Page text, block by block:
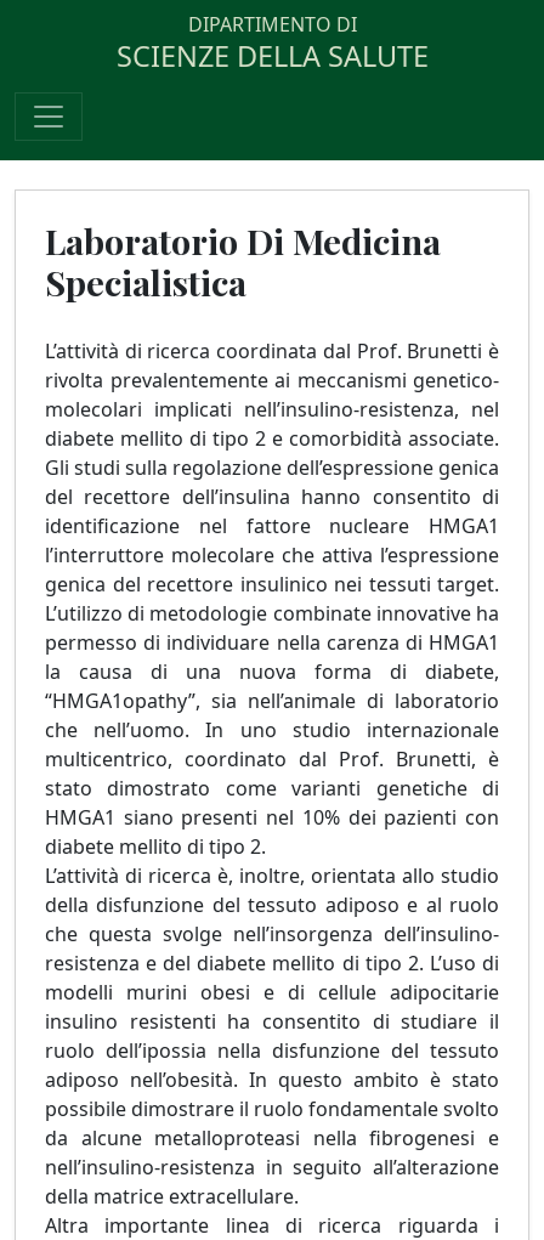
DIPARTIMENTO DI
SCIENZE DELLA SALUTE
Laboratorio Di Medicina
Specialistica
L’attività di ricerca coordinata dal Prof. Brunetti è
rivolta prevalentemente ai meccanismi genetico-
molecolari implicati nell’insulino-resistenza, nel
diabete mellito di tipo 2 e comorbidità associate.
Gli studi sulla regolazione dell’espressione genica
del recettore dell’insulina hanno consentito di
identificazione nel fattore nucleare HMGA1
l’interruttore molecolare che attiva l’espressione
genica del recettore insulinico nei tessuti target.
L’utilizzo di metodologie combinate innovative ha
permesso di individuare nella carenza di HMGA1
la causa di una nuova forma di diabete,
“HMGA1opathy”, sia nell’animale di laboratorio
che nell’uomo. In uno studio internazionale
multicentrico, coordinato dal Prof. Brunetti, è
stato dimostrato come varianti genetiche di
HMGA1 siano presenti nel 10% dei pazienti con
diabete mellito di tipo 2.
L’attività di ricerca è, inoltre, orientata allo studio
della disfunzione del tessuto adiposo e al ruolo
che questa svolge nell’insorgenza dell’insulino-
resistenza e del diabete mellito di tipo 2. L’uso di
modelli murini obesi e di cellule adipocitarie
insulino resistenti ha consentito di studiare il
ruolo dell’ipossia nella disfunzione del tessuto
adiposo nell’obesità. In questo ambito è stato
possibile dimostrare il ruolo fondamentale svolto
da alcune metalloproteasi nella fibrogenesi e
nell’insulino-resistenza in seguito all’alterazione
della matrice extracellulare.
Altra importante linea di ricerca riguarda i